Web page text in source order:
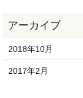
2018年10月
2017年2月